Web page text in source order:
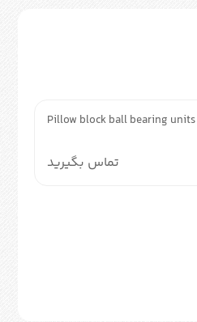
Pillow block ball bearing units
تماس بگیرید